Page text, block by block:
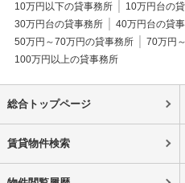
10万円以下の貸事務所 10万円台の
30万円台の貸事務所
40万円台の貸
50万円～70万円の貸事務所
70万円
100万円以上の貸事務所
総合トップページ
賃貸物件検索